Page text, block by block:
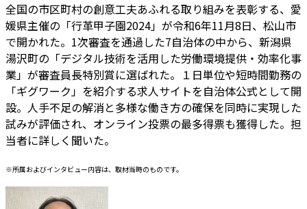
全国の市区町村の創意工夫あふれる取り組みを表彰する、愛
媛県主催の「行革甲子園2024」が令和6年11月8日、松山市
で開かれた。1次審査を通過した7自治体の中から、新潟県
湯沢町の「デジタル技術を活用した労働環境提供・効率化事
業」が審査員長特別賞に選ばれた。１日単位や短時間勤務の
「ギグワーク」を紹介する求人サイトを自治体公式として開
設。人手不足の解消と多様な働き方の確保を同時に実現した
試みが評価され、オンライン投票の最多得票も獲得した。担
当者に詳しく聞いた。
※所属およびインタビュー内容は、取材当時のものです。